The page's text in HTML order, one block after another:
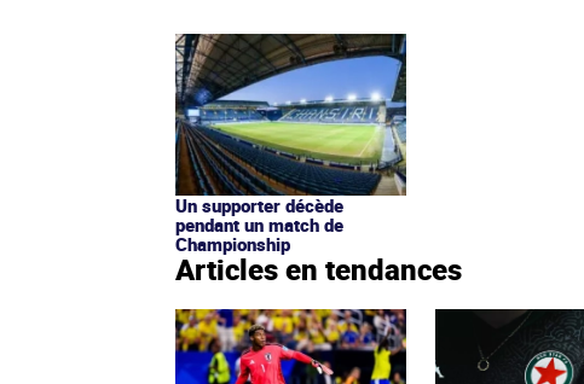
Un supporter décède
pendant un match de
Championship
Articles en tendances